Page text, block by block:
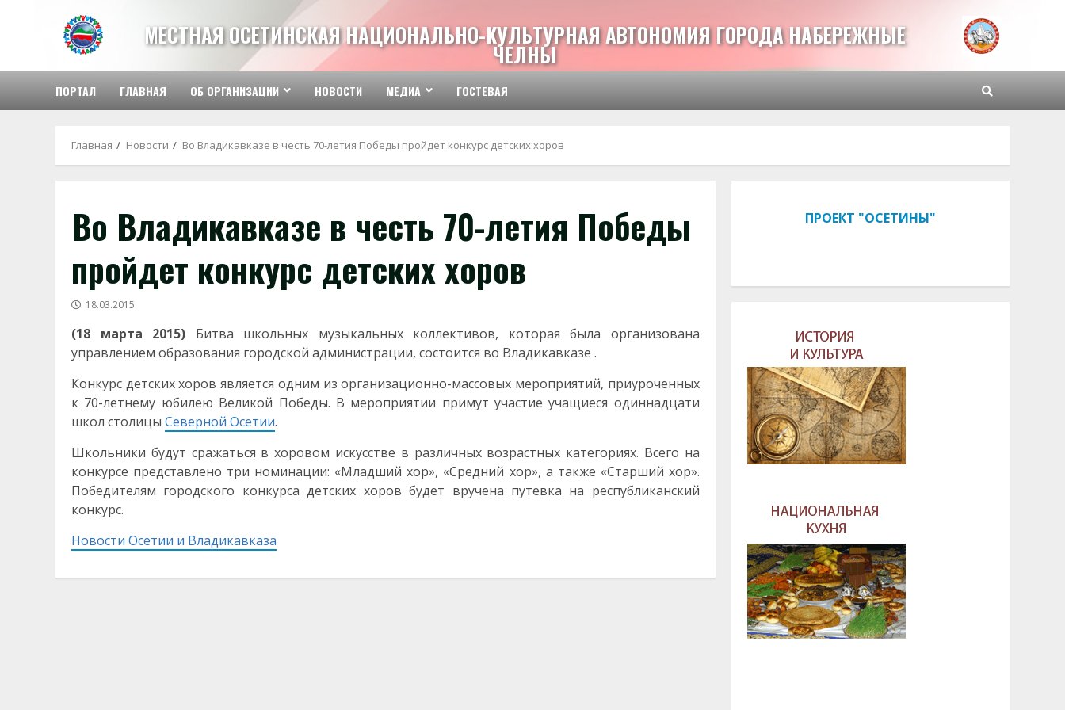
содержимому
МЕСТНАЯ ОСЕТИНСКАЯ НАЦИОНАЛЬНО-КУЛЬТУРНАЯ АВТОНОМИЯ ГОРОДА НАБЕРЕЖНЫЕ
ЧЕЛНЫ
ПОРТАЛ ГЛАВНАЯ ОБ ОРГАНИЗАЦИИ НОВОСТИ МЕДИА ГОСТЕВАЯ
Главная Новости Во Владикавказе в честь 70-летия Победы пройдет конкурс детских хоров
Во Владикавказе в честь 70-летия Победы
пройдет конкурс детских хоров
18.03.2015
(18 марта 2015) Битва школьных музыкальных коллективов, которая была организована
управлением образования городской администрации, состоится во Владикавказе .
Конкурс детских хоров является одним из организационно-массовых мероприятий, приуроченных
к 70-летнему юбилею Великой Победы. В мероприятии примут участие учащиеся одиннадцати
школ столицы Северной Осетии.
Школьники будут сражаться в хоровом искусстве в различных возрастных категориях. Всего на
конкурсе представлено три номинации: «Младший хор», «Средний хор», а также «Старший хор».
Победителям городского конкурса детских хоров будет вручена путевка на республиканский
конкурс.
Новости Осетии и Владикавказа
ПРОЕКТ "ОСЕТИНЫ"